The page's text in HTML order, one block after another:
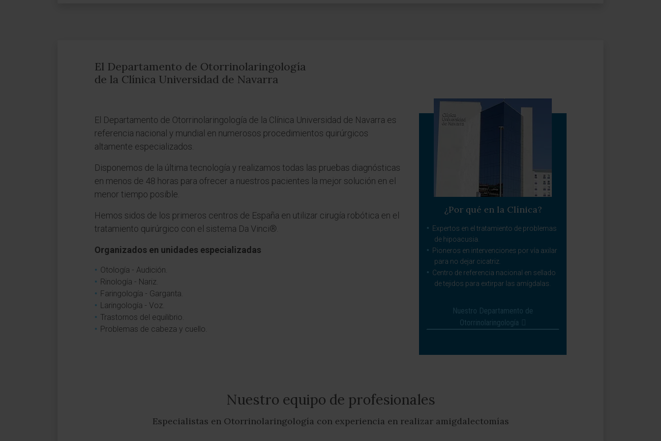
El Departamento de Otorrinolaringología
de la Clínica Universidad de Navarra
El Departamento de Otorrinolaringología de la Clínica Universidad de Navarra es
referencia nacional y mundial en numerosos procedimientos quirúrgicos
altamente especializados.
Disponemos de la última tecnología y realizamos todas las pruebas diagnósticas
en menos de 48 horas para ofrecer a nuestros pacientes la mejor solución en el
menor tiempo posible.
Hemos sidos de los primeros centros de España en utilizar cirugía robótica en el
tratamiento quirúrgico con el sistema Da Vinci®.
Organizados en unidades especializadas
Otología - Audición.
Rinología - Nariz.
Faringología - Garganta.
Laringología - Voz.
Trastornos del equilibrio.
Problemas de cabeza y cuello.
¿Por qué en la Clínica?
Expertos en el tratamiento de problemas
de hipoacusia.
Pioneros en intervenciones por vía axilar
para no dejar cicatriz.
Centro de referencia nacional en sellado
de tejidos para extirpar las amígdalas.
Nuestro Departamento de
Otorrinolaringología
Nuestro equipo de profesionales
Especialistas en Otorrinolaringología con experiencia en realizar amigdalectomías